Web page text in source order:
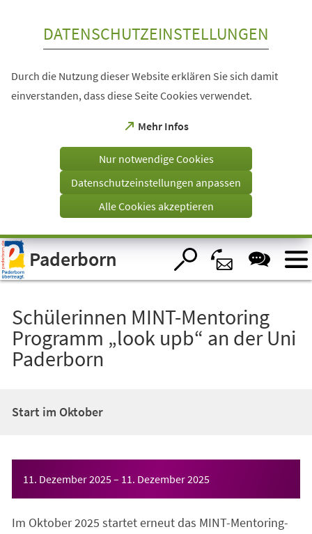
Visuelle
Assistenzsoftware
öffnen.
DATENSCHUTZEINSTELLUNGEN
Durch die Nutzung dieser Website erklären Sie sich damit
einverstanden, dass diese Seite Cookies verwendet.
Mehr Infos
(Öffnet
einem
Tab)
Nur notwendige Cookies
Datenschutzeinstellungen anpassen
Alle Cookies akzeptieren
Paderborn
Schülerinnen MINT-Mentoring
Programm „look upb“ an der Uni
Paderborn
Start im Oktober
11. Dezember 2025– 11. Dezember 2025
Im Oktober 2025 startet erneut das MINT-Mentoring-